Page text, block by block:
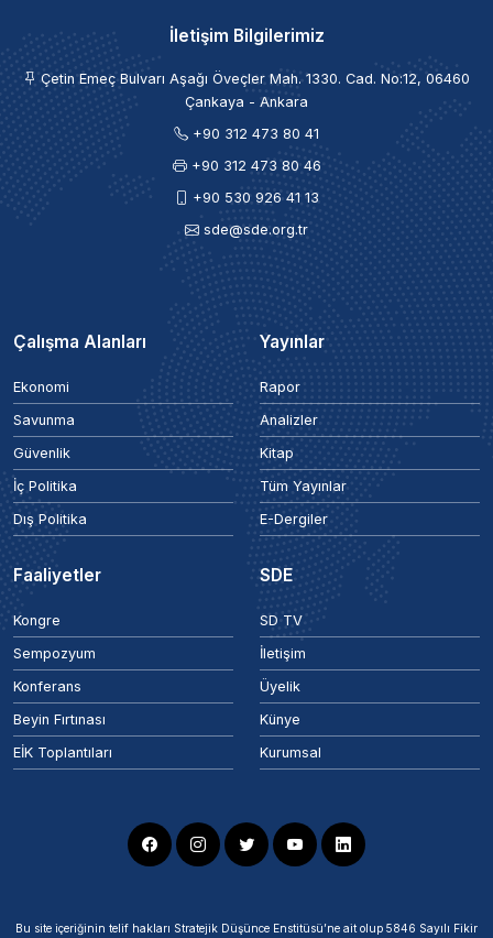
İletişim Bilgilerimiz
Çetin Emeç Bulvarı Aşağı Öveçler Mah. 1330. Cad. No:12, 06460
Çankaya - Ankara
+90 312 473 80 41
+90 312 473 80 46
+90 530 926 41 13
sde@sde.org.tr
Çalışma Alanları
Ekonomi
Savunma
Güvenlik
İç Politika
Dış Politika
Yayınlar
Rapor
Analizler
Kitap
Tüm Yayınlar
E-Dergiler
Faaliyetler
Kongre
Sempozyum
Konferans
Beyin Fırtınası
EİK Toplantıları
SDE
SD TV
İletişim
Üyelik
Künye
Kurumsal
Bu site içeriğinin telif hakları Stratejik Düşünce Enstitüsü’ne ait olup 5846 Sayılı Fikir